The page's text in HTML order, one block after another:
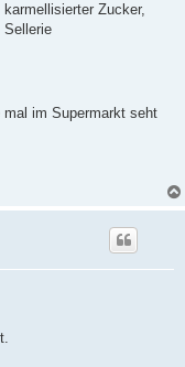
Zucker,
Sellerie
mal im Supermarkt seht